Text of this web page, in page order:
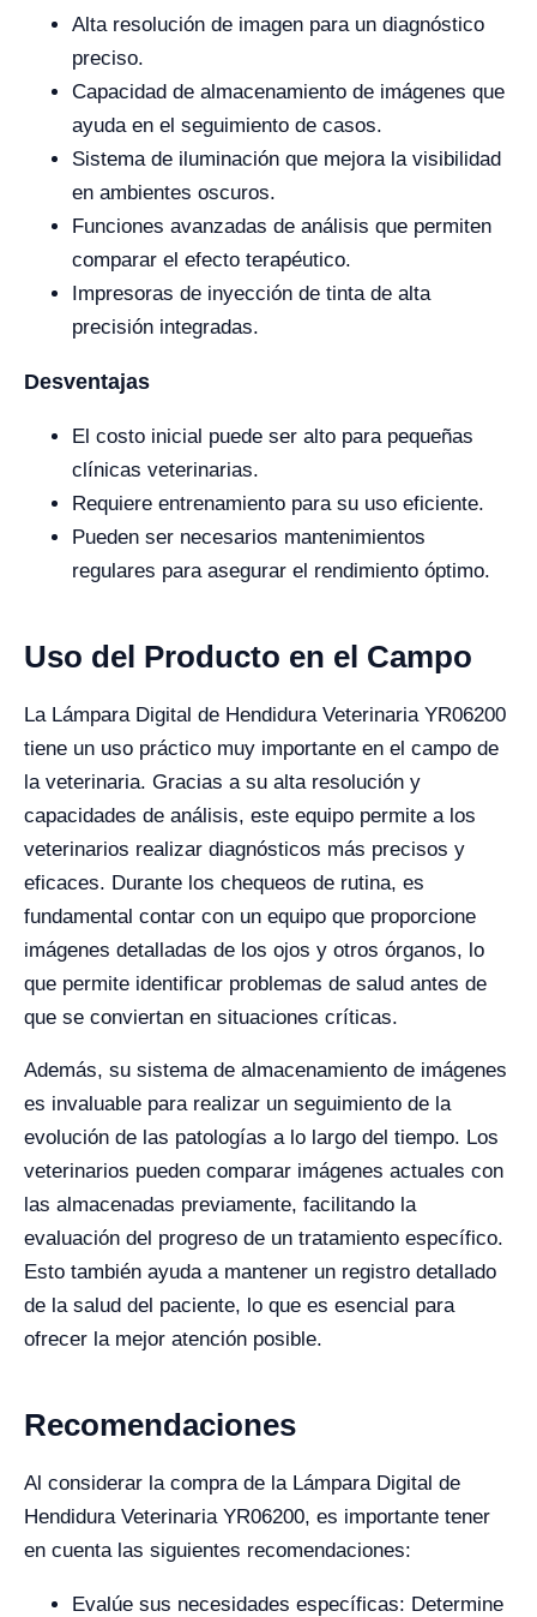
Alta resolución de imagen para un diagnóstico
preciso.
Capacidad de almacenamiento de imágenes que
ayuda en el seguimiento de casos.
Sistema de iluminación que mejora la visibilidad
en ambientes oscuros.
Funciones avanzadas de análisis que permiten
comparar el efecto terapéutico.
Impresoras de inyección de tinta de alta
precisión integradas.
Desventajas
El costo inicial puede ser alto para pequeñas
clínicas veterinarias.
Requiere entrenamiento para su uso eficiente.
Pueden ser necesarios mantenimientos
regulares para asegurar el rendimiento óptimo.
Uso del Producto en el Campo
La Lámpara Digital de Hendidura Veterinaria YR06200
tiene un uso práctico muy importante en el campo de
la veterinaria. Gracias a su alta resolución y
capacidades de análisis, este equipo permite a los
veterinarios realizar diagnósticos más precisos y
eficaces. Durante los chequeos de rutina, es
fundamental contar con un equipo que proporcione
imágenes detalladas de los ojos y otros órganos, lo
que permite identificar problemas de salud antes de
que se conviertan en situaciones críticas.
Además, su sistema de almacenamiento de imágenes
es invaluable para realizar un seguimiento de la
evolución de las patologías a lo largo del tiempo. Los
veterinarios pueden comparar imágenes actuales con
las almacenadas previamente, facilitando la
evaluación del progreso de un tratamiento específico.
Esto también ayuda a mantener un registro detallado
de la salud del paciente, lo que es esencial para
ofrecer la mejor atención posible.
Recomendaciones
Al considerar la compra de la Lámpara Digital de
Hendidura Veterinaria YR06200, es importante tener
en cuenta las siguientes recomendaciones:
Evalúe sus necesidades específicas: Determine